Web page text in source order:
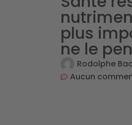
plus
ne le
Rodolphe
Aucun